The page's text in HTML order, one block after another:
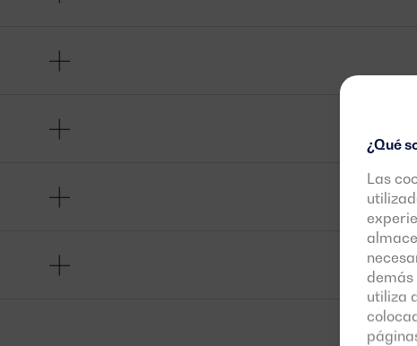
¿Qué
Las
demás
utiliza